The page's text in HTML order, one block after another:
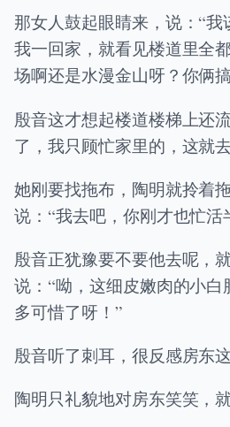
那女人鼓起眼睛来，说：“我
我一回家，就看见楼道里全
场啊还是水漫金山呀？你俩
殷音这才想起楼道楼梯上还
了，我只顾忙家里的，这就
她刚要找拖布，陶明就拎着
说：“我去吧，你刚才也忙活
殷音正犹豫要不要他去呢，
说：“呦，这细皮嫩肉的小白
多可惜了呀！”
殷音听了刺耳，很反感房东这
陶明只礼貌地对房东笑笑，